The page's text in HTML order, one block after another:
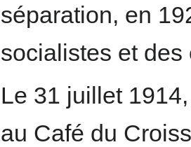
séparation, en
socialistes et des
Le 31 juillet
au Café du